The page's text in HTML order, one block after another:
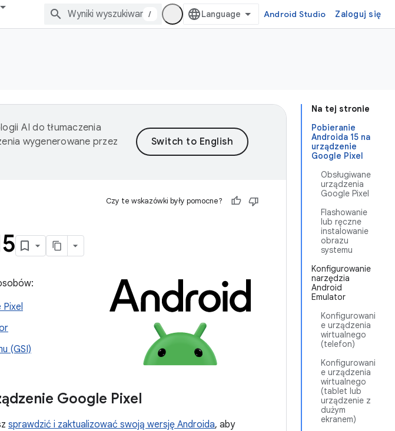
/ Android Studio Zaloguj się
Na tej stronie
Pobieranie
Androida 15 na
urządzenie
Google Pixel
Obsługiwane
urządzenia
Google Pixel
Flashowanie
lub ręczne
instalowanie
obrazu
systemu
Konfigurowanie
narzędzia
Android
Emulator
Konfigurowani
e urządzenia
wirtualnego
(telefon)
Konfigurowani
e urządzenia
wirtualnego
(tablet lub
urządzenie z
dużym
ekranem)
AI do tłumaczenia
wygenerowane przez
Czy te wskazówki były pomocne?
Pixel
(GSI)
Google Pixel
sprawdzić i zaktualizować swoją wersję Androida, aby